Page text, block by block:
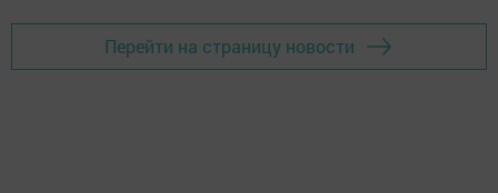
Перейти на страницу новости